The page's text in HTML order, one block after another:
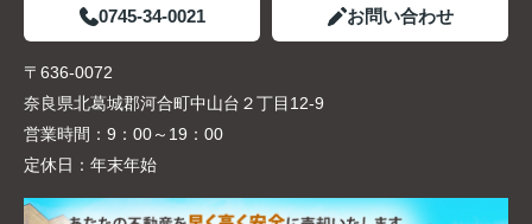
0745-34-0021 お問い合わせ
〒636-0072
奈良県北葛城郡河合町中山台２丁目12-9
営業時間： 9：00～19：00
定休日： 年末年始